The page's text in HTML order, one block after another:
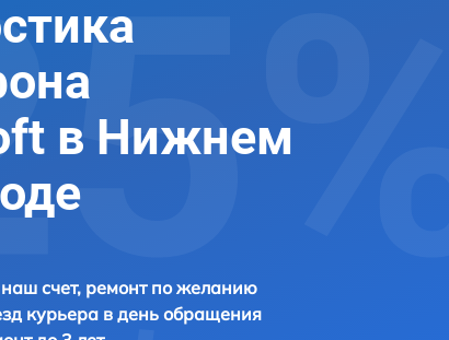
в Нижнем
счет, ремонт по желанию
курьера в день обращения